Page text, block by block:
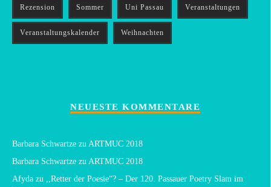
Rezension Sommer Uni Passau Veranstaltungen
Veranstaltungskalender Weihnachten
NEUESTE KOMMENTARE
Barbara Schwartze zu ARTMUC 2018
Barbara Schwartze zu ARTMUC 2018
Afyda zu
,,Retter der Poesie“? – Der 120. Passauer Poetry Slam im